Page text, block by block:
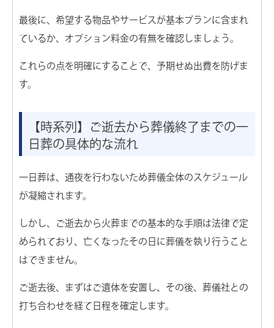
最後に、希望する物品やサービスが基本プランに含まれ
ているか、オプション料金の有無を確認しましょう。
これらの点を明確にすることで、予期せぬ出費を防げま
す。
【時系列】ご逝去から葬儀終了までの一
日葬の具体的な流れ
一日葬は、通夜を行わないため葬儀全体のスケジュール
が凝縮されます。
しかし、ご逝去から火葬までの基本的な手順は法律で定
められており、亡くなったその日に葬儀を執り行うこと
はできません。
ご逝去後、まずはご遺体を安置し、その後、葬儀社との
打ち合わせを経て日程を確定します。